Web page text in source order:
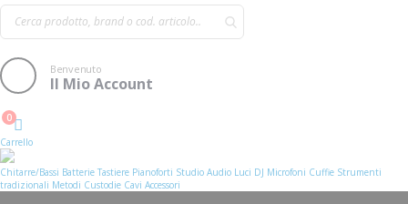
Benvenuto
Il Mio Account
Cart
0
Carrello
Chitarre/Bassi Batterie Tastiere Pianoforti Studio Audio Luci DJ Microfoni Cuffie Strumenti
tradizionali Metodi Custodie Cavi Accessori